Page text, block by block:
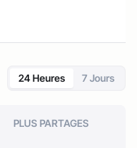
24 Heures 7 Jours
PLUS PARTAGES